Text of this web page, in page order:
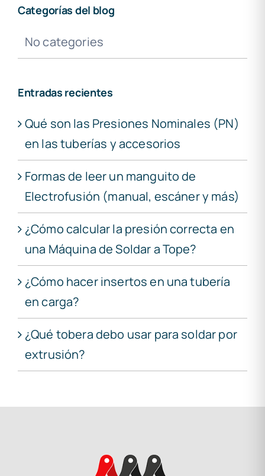
Categorías del blog
No categories
Entradas recientes
Qué son las Presiones Nominales (PN)
en las tuberías y accesorios
Formas de leer un manguito de
Electrofusión (manual, escáner y más)
¿Cómo calcular la presión correcta en
una Máquina de Soldar a Tope?
¿Cómo hacer insertos en una tubería
en carga?
¿Qué tobera debo usar para soldar por
extrusión?